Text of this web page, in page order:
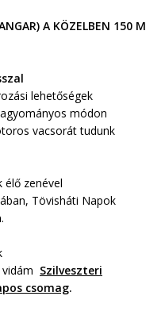
A KÖZELBEN 150 M
lehetőségek
módon
vacsorát tudunk
élő zenével
Tövisháti Napok
Szilveszteri
csomag.